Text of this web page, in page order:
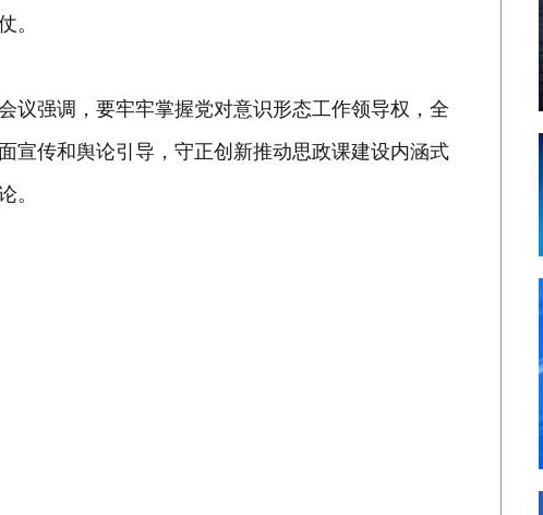
。
议强调，要牢牢掌握党对意识形态工作领导权，全
宣传和舆论引导，守正创新推动思政课建设内涵式
。